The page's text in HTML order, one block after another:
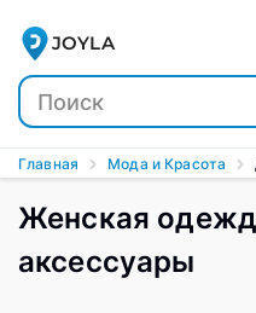
JOYLA
Главная Мода и Красота
Женская
аксессуары